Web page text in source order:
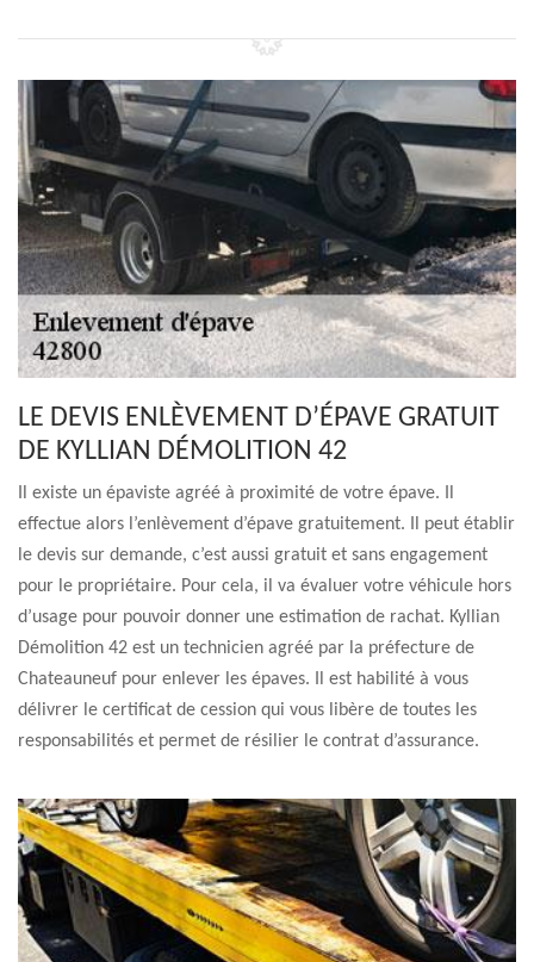
LE DEVIS ENLÈVEMENT D’ÉPAVE GRATUIT
DE KYLLIAN DÉMOLITION 42
Il existe un épaviste agréé à proximité de votre épave. Il
effectue alors l’enlèvement d’épave gratuitement. Il peut établir
le devis sur demande, c’est aussi gratuit et sans engagement
pour le propriétaire. Pour cela, il va évaluer votre véhicule hors
d’usage pour pouvoir donner une estimation de rachat. Kyllian
Démolition 42 est un technicien agréé par la préfecture de
Chateauneuf pour enlever les épaves. Il est habilité à vous
délivrer le certificat de cession qui vous libère de toutes les
responsabilités et permet de résilier le contrat d’assurance.